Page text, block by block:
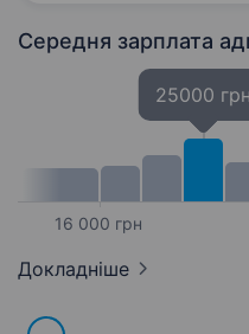
Середня зарплата
16 000 грн
25000 грн
Докладніше